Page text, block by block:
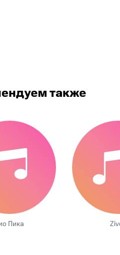
также
Пика